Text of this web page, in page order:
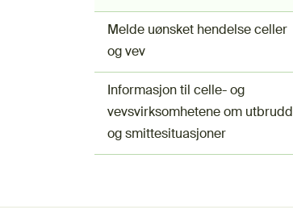
Melde uønsket hendelse celler
og vev
Informasjon til celle- og
vevsvirksomhetene om utbrudd
og smittesituasjoner